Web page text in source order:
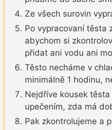
Ze všech surovin
Po vypracovaní těsta
abychom si
přidat ani vodu ani
Těsto necháme v
minimálně 1 hodinu,
Nejdříve kousek
upečením, zda má
Pak zkontrolujeme a